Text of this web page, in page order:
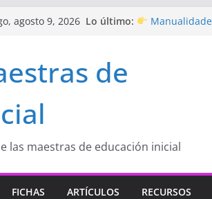
agosto 9, 2026 Lo último:
Inicial
de
las maestras de educación inicial
FICHAS ARTÍCULOS RECURSOS